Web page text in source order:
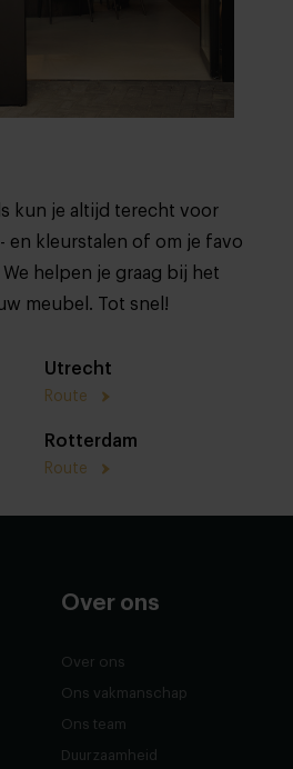
kun je altijd terecht voor
en kleurstalen of om je favo
helpen je graag bij het
meubel. Tot snel!
Utrecht
Route
Rotterdam
Route
Over ons
Over ons
Ons vakmanschap
Ons team
Duurzaamheid